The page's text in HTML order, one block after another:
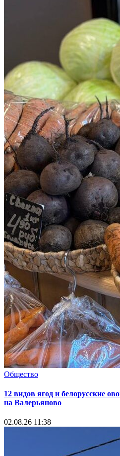
Общество
12 видов ягод и белорусские
на Валерьяново
02.08.26 11:38